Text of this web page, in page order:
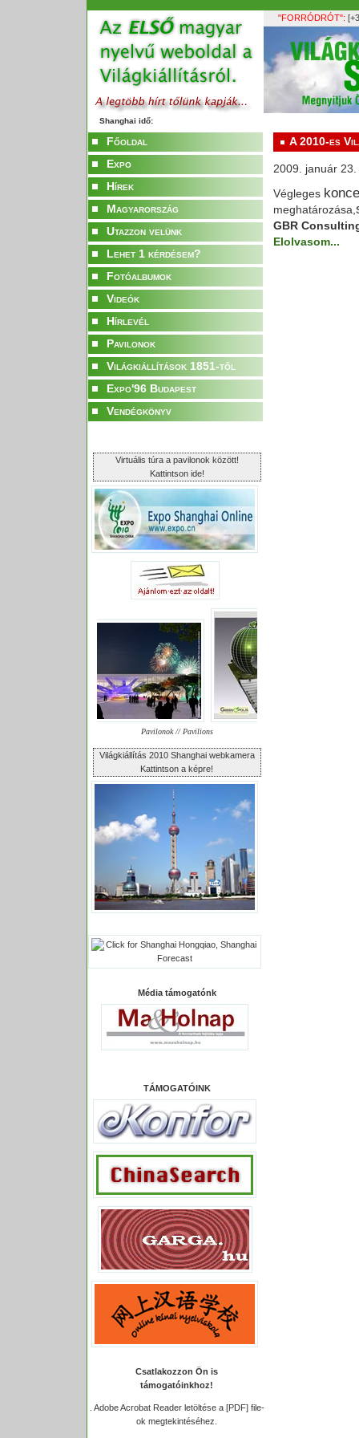
"FORRÓDRÓT":
Shanghai idő:
Főoldal
Expo
Hírek
Magyarország
Utazzon velünk
Lehet 1 kérdésem?
Fotóalbumok
Videók
Hírlevél
Pavilonok
Világkiállítások 1851-től
Expo'96 Budapest
Vendégkönyv
Virtuális túra a pavilonok között!
Kattintson ide!
Pavilonok // Pavilions
Világkiállítás 2010 Shanghai webkamera
Kattintson a képre!
Média támogatónk
TÁMOGATÓINK
Csatlakozzon Ön is
támogatóinkhoz!
Adobe Acrobat Reader letöltése a [PDF] file-
ok megtekintéséhez.
A 2010-es
2009. január 23.
Végleges
meghatározása,
GBR
Elolvasom...